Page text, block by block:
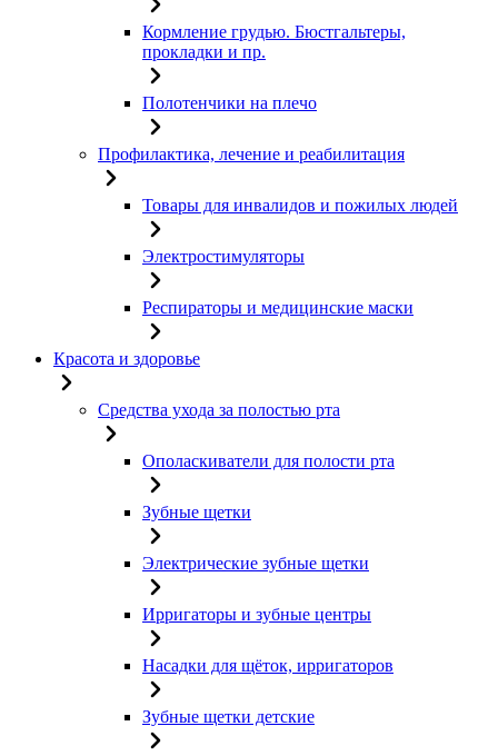
Кормление грудью. Бюстгальтеры,
прокладки и пр.
Полотенчики на плечо
Профилактика, лечение и реабилитация
Товары для инвалидов и пожилых людей
Электростимуляторы
Респираторы и медицинские маски
Красота и здоровье
Средства ухода за полостью рта
Ополаскиватели для полости рта
Зубные щетки
Электрические зубные щетки
Ирригаторы и зубные центры
Насадки для щёток, ирригаторов
Зубные щетки детские